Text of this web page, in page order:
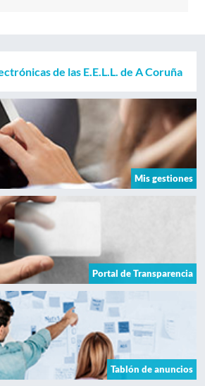
de las E.E.L.L. de A Coruña
Mis gestiones
Portal de Transparencia
Tablón de anuncios